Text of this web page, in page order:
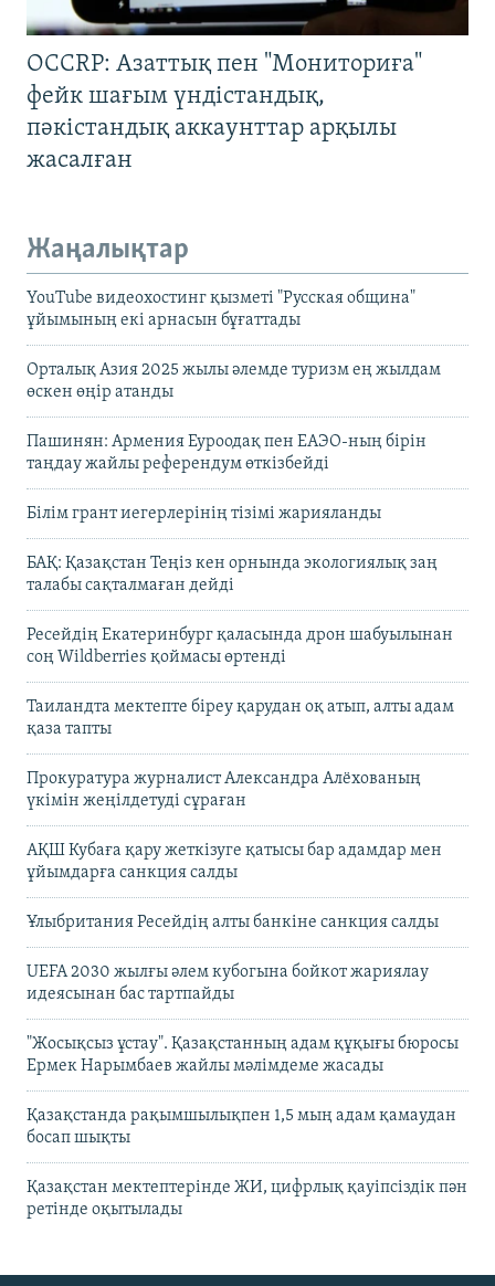
OCCRP: Азаттық пен "Мониториға"
фейк шағым үндістандық,
пәкістандық аккаунттар арқылы
жасалған
Жаңалықтар
YouTube видеохостинг қызметі "Русская община"
ұйымының екі арнасын бұғаттады
Орталық Азия 2025 жылы әлемде туризм ең жылдам
өскен өңір атанды
Пашинян: Армения Еуроодақ пен ЕАЭО-ның бірін
таңдау жайлы референдум өткізбейді
Білім грант иегерлерінің тізімі жарияланды
БАҚ: Қазақстан Теңіз кен орнында экологиялық заң
талабы сақталмаған дейді
Ресейдің Екатеринбург қаласында дрон шабуылынан
соң Wildberries қоймасы өртенді
Таиландта мектепте біреу қарудан оқ атып, алты адам
қаза тапты
Прокуратура журналист Александра Алёхованың
үкімін жеңілдетуді сұраған
АҚШ Кубаға қару жеткізуге қатысы бар адамдар мен
ұйымдарға санкция салды
Ұлыбритания Ресейдің алты банкіне санкция салды
UEFA 2030 жылғы әлем кубогына бойкот жариялау
идеясынан бас тартпайды
"Жосықсыз ұстау". Қазақстанның адам құқығы бюросы
Ермек Нарымбаев жайлы мәлімдеме жасады
Қазақстанда рақымшылықпен 1,5 мың адам қамаудан
босап шықты
Қазақстан мектептерінде ЖИ, цифрлық қауіпсіздік пән
ретінде оқытылады